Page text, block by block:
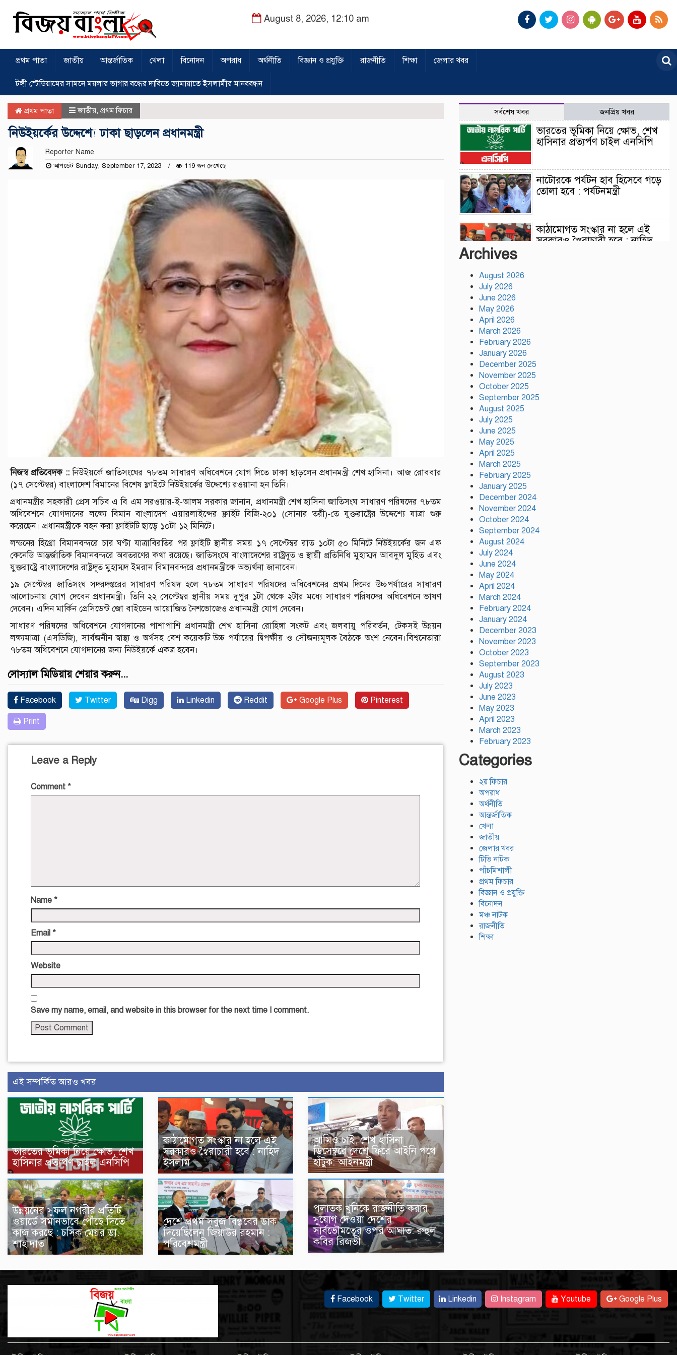
August 8, 2026, 12:10 am
প্রথম পাতা জাতীয় আন্তর্জাতিক খেলা বিনোদন অপরাধ অর্থনীতি বিজ্ঞান ও প্রযুক্তি রাজনীতি শিক্ষা জেলার খবর
টঙ্গী স্টেডিয়ামের সামনে ময়লার ভাগার বন্ধের দাবিতে জামায়াতে ইসলামীর মানববন্ধন
প্রথম পাতা জাতীয় প্রথম ফিচার
নিউইয়র্কের উদ্দেশ্যে ঢাকা ছাড়লেন প্রধানমন্ত্রী
Reporter Name
আপডেট Sunday, September 17, 2023 119 জন দেখেছে
নিজস্ব প্রতিবেদক ::নিউইয়র্কে জাতিসংঘের ৭৮তম সাধারণ অধিবেশনে যোগ দিতে ঢাকা ছাড়লেন প্রধানমন্ত্রী শেখ হাসিনা। আজ রোববার
(১৭ সেপ্টেম্বর) বাংলাদেশ বিমানের বিশেষ ফ্লাইটে নিউইয়র্কের উদ্দেশ্যে রওয়ানা হন তিনি।
প্রধানমন্ত্রীর সহকারী প্রেস সচিব এ বি এম সরওয়ার-ই-আলম সরকার জানান, প্রধানমন্ত্রী শেখ হাসিনা জাতিসংঘ সাধারণ পরিষদের ৭৮তম
অধিবেশনে যোগদানের লক্ষ্যে বিমান বাংলাদেশ এয়ারলাইন্সের ফ্লাইট বিজি-২০১ (সোনার তরী)-তে যুক্তরাষ্ট্রের উদ্দেশ্যে যাত্রা শুরু
করেছেন। প্রধানমন্ত্রীকে বহন করা ফ্লাইটটি ছাড়ে ১০টা ১২ মিনিটে।
লন্ডনের হিথ্রো বিমানবন্দরে চার ঘণ্টা যাত্রাবিরতির পর ফ্লাইটি স্থানীয় সময় ১৭ সেপ্টেম্বর রাত ১০টা ৫০ মিনিটে নিউইয়র্কের জন এফ
কেনেডি আন্তর্জাতিক বিমানবন্দরে অবতরণের কথা রয়েছে। জাতিসংঘে বাংলাদেশের রাষ্ট্রদূত ও স্থায়ী প্রতিনিধি মুহাম্মদ আবদুল মুহিত এবং
যুক্তরাষ্ট্রে বাংলাদেশের রাষ্ট্রদূত মুহাম্মদ ইমরান বিমানবন্দরে প্রধানমন্ত্রীকে অভ্যর্থনা জানাবেন।
১৯ সেপ্টেম্বর জাতিসংঘ সদরদপ্তরের সাধারণ পরিষদ হলে ৭৮তম সাধারণ পরিষদের অধিবেশনের প্রথম দিনের উচ্চপর্যারের সাধারণ
আলোচনায় যোগ দেবেন প্রধানমন্ত্রী। তিনি ২২ সেপ্টেম্বর স্থানীয় সময় দুপুর ১টা থেকে ২টার মধ্যে সাধারণ পরিষদের অধিবেশনে ভাষণ
দেবেন। এদিন মার্কিন প্রেসিডেন্ট জো বাইডেন আয়োজিত নৈশভোজেও প্রধানমন্ত্রী যোগ দেবেন।
সাধারণ পরিষদের অধিবেশনে যোগদানের পাশাপাশি প্রধানমন্ত্রী শেখ হাসিনা রোহিঙ্গা সংকট এবং জলবায়ু পরিবর্তন, টেকসই উন্নয়ন
লক্ষ্যমাত্রা (এসডিজি), সার্বজনীন স্বাস্থ্য ও অর্থসহ বেশ কয়েকটি উচ্চ পর্যায়ের দ্বিপক্ষীয় ও সৌজন্যমূলক বৈঠকে অংশ নেবেন।বিশ্বনেতারা
৭৮তম অধিবেশনে যোগদানের জন্য নিউইয়র্কে একত্র হবেন।
সোস্যাল মিডিয়ায় শেয়ার করুন...
Facebook Twitter Digg Linkedin Reddit Google Plus Pinterest
Print
Leave a Reply
Comment *
Name *
Email *
Website
Save my name, email, and website in this browser for the next time I comment.
এই সম্পর্কিত আরও খবর
ভারতের ভূমিকা নিয়ে ক্ষোভ, শেখ
হাসিনার প্রত্যর্পণ চাইল এনসিপি
কাঠামোগত সংস্কার না হলে এই
সরকারও স্বৈরাচারী হবে : নাহিদ
ইসলাম
আমিও চাই, শেখ হাসিনা
ডিসেম্বরে দেশে ফিরে আইনি পথে
হাঁটুক: আইনমন্ত্রী
উন্নয়নের সুফল নগরীর প্রতিটি
ওয়ার্ডে সমানভাবে পৌঁছে দিতে
কাজ করছে : চসিক মেয়র ডা.
শাহাদাত
দেশে প্রথম সবুজ বিপ্লবের ডাক
দিয়েছিলেন জিয়াউর রহমান :
পরিবেশমন্ত্রী
পলাতক খুনিকে রাজনীতি করার
সুযোগ দেওয়া দেশের
সার্বভৌমত্বের ওপর আঘাত: রুহুল
কবির রিজভী
সর্বশেষ খবর জনপ্রিয় খবর
ভারতের ভূমিকা নিয়ে ক্ষোভ, শেখ
হাসিনার প্রত্যর্পণ চাইল এনসিপি
নাটোরকে পর্যটন হাব হিসেবে গড়ে
তোলা হবে : পর্যটনমন্ত্রী
কাঠামোগত সংস্কার না হলে এই
সরকারও স্বৈরাচারী হবে : নাহিদ
জমিয়ত
দুর্গাপূজায় আসছে সালমার নতুন
গান, রেকর্ড সম্পন্ন
Archives
August 2026
July 2026
June 2026
May 2026
April 2026
March 2026
February 2026
January 2026
December 2025
November 2025
October 2025
September 2025
August 2025
July 2025
June 2025
May 2025
April 2025
March 2025
February 2025
January 2025
December 2024
November 2024
October 2024
September 2024
August 2024
July 2024
June 2024
May 2024
April 2024
March 2024
February 2024
January 2024
December 2023
November 2023
October 2023
September 2023
August 2023
July 2023
June 2023
May 2023
April 2023
March 2023
February 2023
Categories
২য় ফিচার
অপরাধ
অর্থনীতি
আন্তর্জাতিক
খেলা
জাতীয়
জেলার খবর
টিভি নাটক
পাঁচমিশালী
প্রথম ফিচার
বিজ্ঞান ও প্রযুক্তি
বিনোদন
মঞ্চ নাটক
রাজনীতি
শিক্ষা
Facebook Twitter Linkedin Instagram Youtube Google Plus